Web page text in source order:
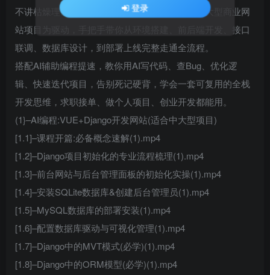
不讲枯燥理论、不堆砌零散知识点，全程以真实大型商业网
站项目为驱动，手把手带你从环境搭建、前后端开发、接口
联调、数据库设计，到部署上线完整走通全流程。
搭配AI辅助编程提速，教你用AI写代码、查Bug、优化逻
辑、快速迭代项目，告别死记硬背，学会一套可复用的全栈
开发思维，求职接单、做个人项目、创业开发都能用。
(1}–AI编程:VUE+Django开发网站(适合中大型项目)
[1.1]–课程开篇:必备概念速解(1).mp4
[1.2]–Django项目初始化的专业流程梳理(1).mp4
[1.3]–前台网站与后台管理面板的初始化实操(1).mp4
[1.4]–安装SQLite数据库&创建后台管理员(1).mp4
[1.5]–MySQL数据库的部署安装(1).mp4
[1.6]–配置数据库驱动与可视化管理(1).mp4
[1.7]–Django中的MVT模式(必学)(1).mp4
[1.8]–Django中的ORM模型(必学)(1).mp4
登录